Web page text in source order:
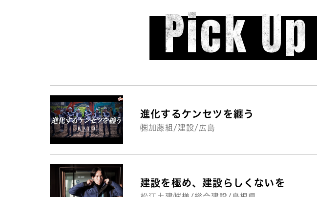
Pick Up
進化するケンセツを纏う
㈱加藤組/建設/広島
建設を極め、建設らしくないを